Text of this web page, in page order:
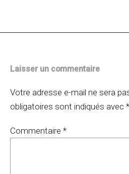
Laisser un commentaire
Votre adresse e-mail ne sera
obligatoires sont indiqués avec *
Commentaire *